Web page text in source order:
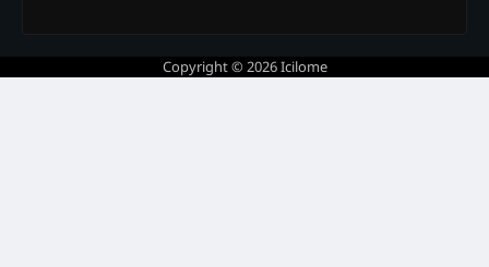
Copyright © 2026Icilome